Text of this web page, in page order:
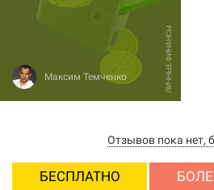
ЛИЧНЫЕ ФИНАНСЫ
Максим Темченко
Отзывов пока нет,
БЕСПЛАТНО